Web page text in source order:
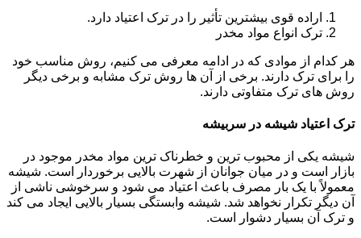
اراده قوی بیشترین تأثیر را در ترک اعتیاد دارد.
ترک انواع مواد مخدر
هر کدام از موادی که در ادامه معرفی می کنیم، روش مناسب خود
را برای ترک دارند. برخی از آن ها روش ترک مشابه و برخی دیگر
روش های ترک متفاوتی دارند.
ترک اعتیاد شیشه در سربیشه
شیشه یکی از محبوب ترین و خطرناک ترین مواد مخدر موجود در
بازار است و در میان جوانان از شهرت بالایی برخوردار است. شیشه
معمولاً با یک بار مصرف باعث اعتیاد می شود و سرخوشی ناشی از
آن دیگر تکرار نخواهد شد. شیشه وابستگی بسیار بالایی ایجاد می کند
و ترک آن بسیار دشوار است.